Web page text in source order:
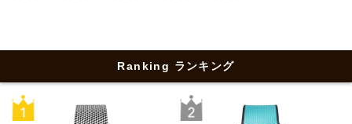
Ranking ランキング